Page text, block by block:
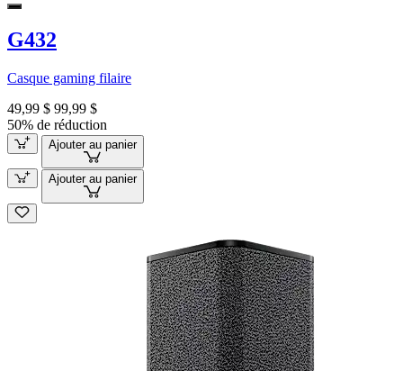
G432
Casque gaming filaire
49,99 $ 99,99 $
50% de réduction
Ajouter au panier
Ajouter au panier